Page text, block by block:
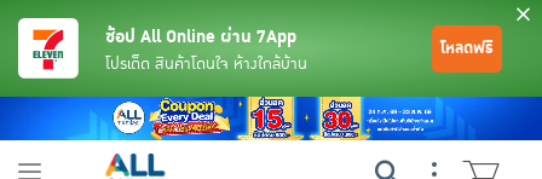
ช้อป All Online ผ่าน 7App
โปรเด็ด สินค้าโดนใจ ห้างใกล้บ้าน
โหลดฟรี
Toggle